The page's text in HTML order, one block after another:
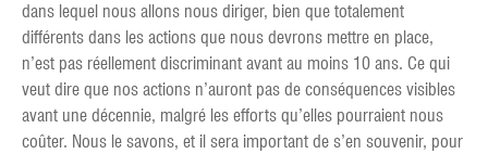
dans lequel nous allons nous diriger, bien que totalement
différents dans les actions que nous devrons mettre en place,
n’est pas réellement discriminant avant au moins 10 ans. Ce qui
veut dire que nos actions n’auront pas de conséquences visibles
avant une décennie, malgré les efforts qu’elles pourraient nous
coûter. Nous le savons, et il sera important de s’en souvenir, pour